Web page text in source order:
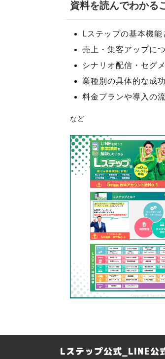
資料を読んでわかる
Lステップの基本機
売上・集客アップに
シナリオ配信・セグ
業種別の具体的な成
料金プランや導入の
など
Lステップ公式_LINE公